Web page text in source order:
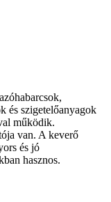
és szigetelőanyagok
működik.
van. A keverő
és jó
hasznos.